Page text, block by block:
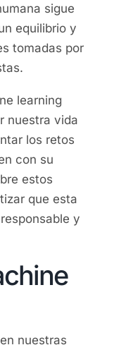
sigue
equilibrio y
tomadas por
learning
nuestra vida
los retos
con su
estos
que esta
y
nuestras